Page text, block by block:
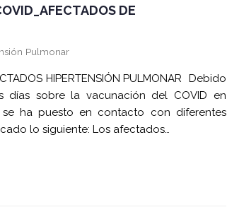
DE
Pulmonar
HIPERTENSIÓN PULMONAR Debido
días sobre la vacunación del COVID en
se ha puesto en contacto con diferentes
lo siguiente: Los afectados…